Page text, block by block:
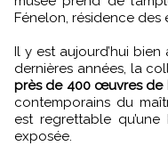
Fénelon, résidence des
Il y est aujourd’hui
dernières années, la
près de 400 œuvres de
contemporains du
est regrettable
exposée.